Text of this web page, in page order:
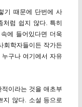
기 때문에 단번에 사
처럼 쉽지 않다. 특히
에 들어있다면 더욱
회학자들이든 작가든
구나 여기에서 자유
이라는 것을 애초부
지 않다. 소설 등으로